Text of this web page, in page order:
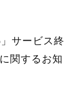
サービス終
関するお知